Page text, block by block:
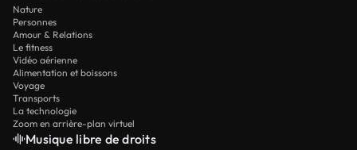
Nature
Personnes
Amour & Relations
Le fitness
Vidéo aérienne
Alimentation et boissons
Voyage
Transports
La technologie
Zoom en arrière-plan virtuel
Musique libre de droits